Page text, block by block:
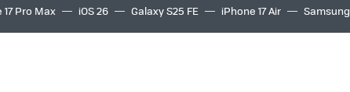
17 Pro Max iOS 26 Galaxy S25 FE iPhone 17 Air Samsung